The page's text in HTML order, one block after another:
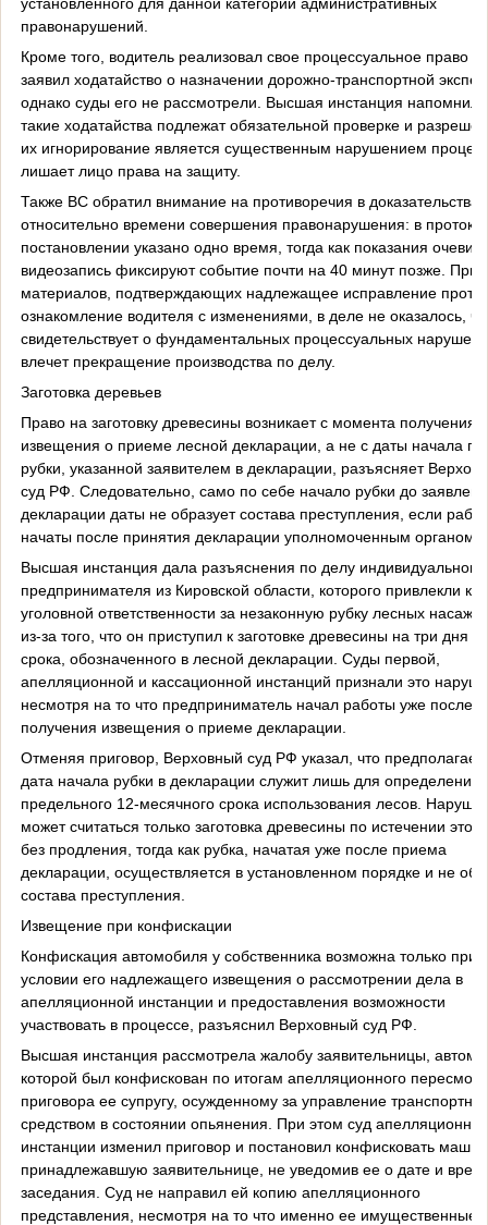
правонарушений.
Кроме того, водитель реализовал свое процессуальное право и
заявил ходатайство о назначении дорожно-транспортной
однако суды его не рассмотрели. Высшая инстанция
такие ходатайства подлежат обязательной проверке и
их игнорирование является существенным нарушением
лишает лицо права на защиту.
Также ВС обратил внимание на противоречия в доказательствах
относительно времени совершения правонарушения: в
постановлении указано одно время, тогда как показания
видеозапись фиксируют событие почти на 40 минут позже. При
материалов, подтверждающих надлежащее исправление
ознакомление водителя с изменениями, в деле не оказалось,
свидетельствует о фундаментальных процессуальных
влечет прекращение производства по делу.
Заготовка деревьев
Право на заготовку древесины возникает с момента получения
извещения о приеме лесной декларации, а не с даты начала
рубки, указанной заявителем в декларации, разъясняет
суд РФ. Следовательно, само по себе начало рубки до
декларации даты не образует состава преступления, если
начаты после принятия декларации уполномоченным органом.
Высшая инстанция дала разъяснения по делу индивидуального
предпринимателя из Кировской области, которого привлекли к
уголовной ответственности за незаконную рубку лесных
из-за того, что он приступил к заготовке древесины на три дня
срока, обозначенного в лесной декларации. Суды первой,
апелляционной и кассационной инстанций признали это
несмотря на то что предприниматель начал работы уже после
получения извещения о приеме декларации.
Отменяя приговор, Верховный суд РФ указал, что
дата начала рубки в декларации служит лишь для определения
предельного 12-месячного срока использования лесов.
может считаться только заготовка древесины по истечении
без продления, тогда как рубка, начатая уже после приема
декларации, осуществляется в установленном порядке и не
состава преступления.
Извещение при конфискации
Конфискация автомобиля у собственника возможна только при
условии его надлежащего извещения о рассмотрении дела в
апелляционной инстанции и предоставления возможности
участвовать в процессе, разъяснил Верховный суд РФ.
Высшая инстанция рассмотрела жалобу заявительницы,
которой был конфискован по итогам апелляционного
приговора ее супругу, осужденному за управление
средством в состоянии опьянения. При этом суд апелляционной
инстанции изменил приговор и постановил конфисковать
принадлежавшую заявительнице, не уведомив ее о дате и
заседания. Суд не направил ей копию апелляционного
представления, несмотря на то что именно ее имущественные